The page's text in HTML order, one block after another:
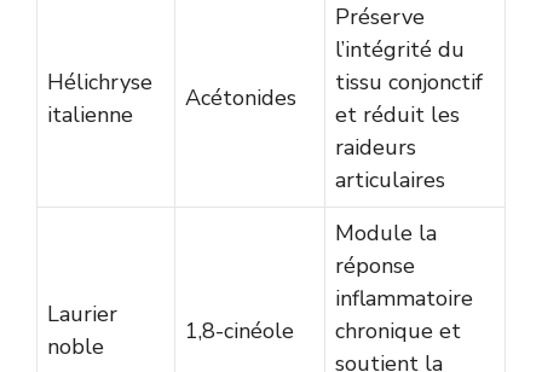
Hélichryse
italienne
Acétonides
Préserve
l’intégrité du
tissu conjonctif
et réduit les
raideurs
articulaires
Laurier
noble
1,8-cinéole
Module la
réponse
inflammatoire
chronique et
soutient la